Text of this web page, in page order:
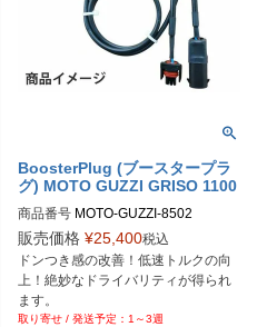
BoosterPlug (ブースタープラ
グ) MOTO GUZZI GRISO 1100
商品番号 MOTO-GUZZI-8502
BSP-TYPE-G
販売価格 ¥25,400税込
ドンつき感の改善！低速トルクの向
上！絶妙なドライバリティが得られ
ます。
1～3週